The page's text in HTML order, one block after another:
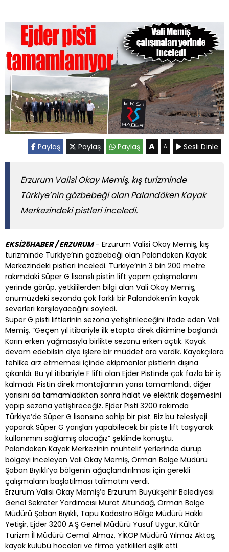
Paylaş Paylaş Paylaş A A Sesli Dinle
Erzurum Valisi Okay Memiş, kış turizminde
Türkiye’nin gözbebeği olan Palandöken Kayak
Merkezindeki pistleri inceledi.
EKSİ25HABER / ERZURUM- Erzurum Valisi Okay Memiş, kış
turizminde Türkiye’nin gözbebeği olan Palandöken Kayak
Merkezindeki pistleri inceledi. Türkiye’nin 3 bin 200 metre
rakımdaki Süper G lisanslı pistin lift yapım çalışmalarını
yerinde görüp, yetkililerden bilgi alan Vali Okay Memiş,
önümüzdeki sezonda çok farklı bir Palandöken’in kayak
severleri karşılayacağını söyledi.
Süper G pisti liftlerinin sezona yetiştirileceğini ifade eden Vali
Memiş, “Geçen yıl itibariyle ilk etapta direk dikimine başlandı.
Karın erken yağmasıyla birlikte sezonu erken açtık. Kayak
devam edebilsin diye işlere bir müddet ara verdik. Kayakçılara
tehlike arz etmemesi içinde ekipmanlar pistlerin dışına
çıkarıldı. Bu yıl itibariyle F lifti olan Ejder Pistinde çok fazla bir iş
kalmadı. Pistin direk montajlarının yarısı tamamlandı, diğer
yarısını da tamamladıktan sonra halat ve elektrik döşemesini
yapıp sezona yetiştireceğiz. Ejder Pisti 3200 rakımda
Türkiye’de Süper G lisansına sahip bir pist. Biz bu telesiyeji
yaparak Süper G yarışları yapabilecek bir piste lift taşıyarak
kullanımını sağlamış olacağız” şeklinde konuştu.
Palandöken Kayak Merkezinin muhtelif yerlerinde durup
bölgeyi inceleyen Vali Okay Memiş, Orman Bölge Müdürü
Şaban Bıyıklı’ya bölgenin ağaçlandırılması için gerekli
çalışmaların başlatılması talimatını verdi.
Erzurum Valisi Okay Memiş’e Erzurum Büyükşehir Belediyesi
Genel Sekreter Yardımcısı Murat Altundağ, Orman Bölge
Müdürü Şaban Bıyıklı, Tapu Kadastro Bölge Müdürü Hakkı
Yetişir, Ejder 3200 A.Ş Genel Müdürü Yusuf Uygur, Kültür
Turizm İl Müdürü Cemal Almaz, YİKOP Müdürü Yılmaz Aktaş,
kayak kulübü hocaları ve firma yetkilileri eşlik etti.